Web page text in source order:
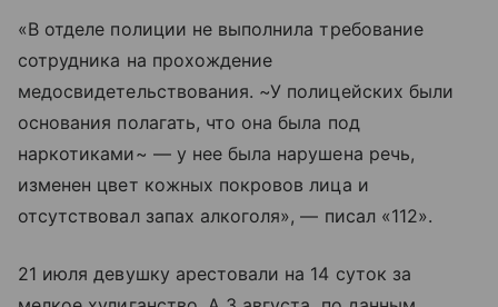
«В отделе полиции не выполнила требование
сотрудника на прохождение
медосвидетельствования. ~У полицейских были
основания полагать, что она была под
наркотиками~ — у нее была нарушена речь,
изменен цвет кожных покровов лица и
отсутствовал запах алкоголя», — писал «112».
21 июля девушку арестовали на 14 суток за